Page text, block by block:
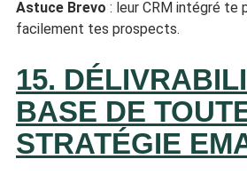
Astuce Brevo : leur CRM intégré te
facilement tes prospects.
15.
BASE DE
STRATÉGIE